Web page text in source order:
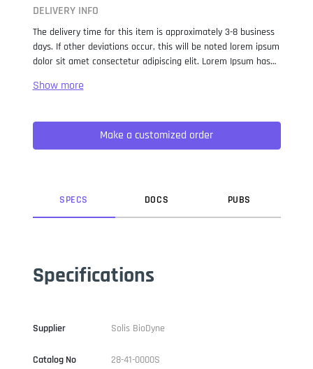
DELIVERY INFO
The delivery time for this item is approximately 3-8 business
days. If other deviations occur, this will be noted lorem ipsum
dolor sit amet consectetur adipiscing elit. Lorem Ipsum has
when an unknown printer took a galley of type and
not only five centuries, but also the leap into electronic
typesetting, remaining essentially unchanged. It was
popularised in the 1960s with the release of Letraset sheets
Make a customized order
SPECS DOCS PUBS
Specifications
Supplier Solis BioDyne
Catalog No 28-41-0000S